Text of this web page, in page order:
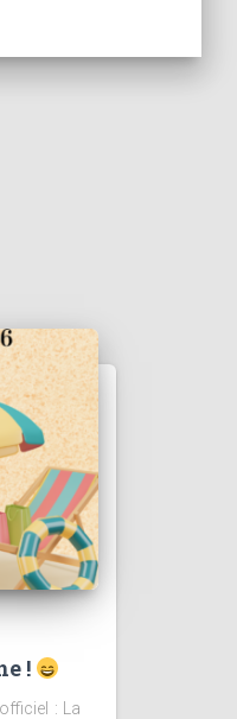
!
: La